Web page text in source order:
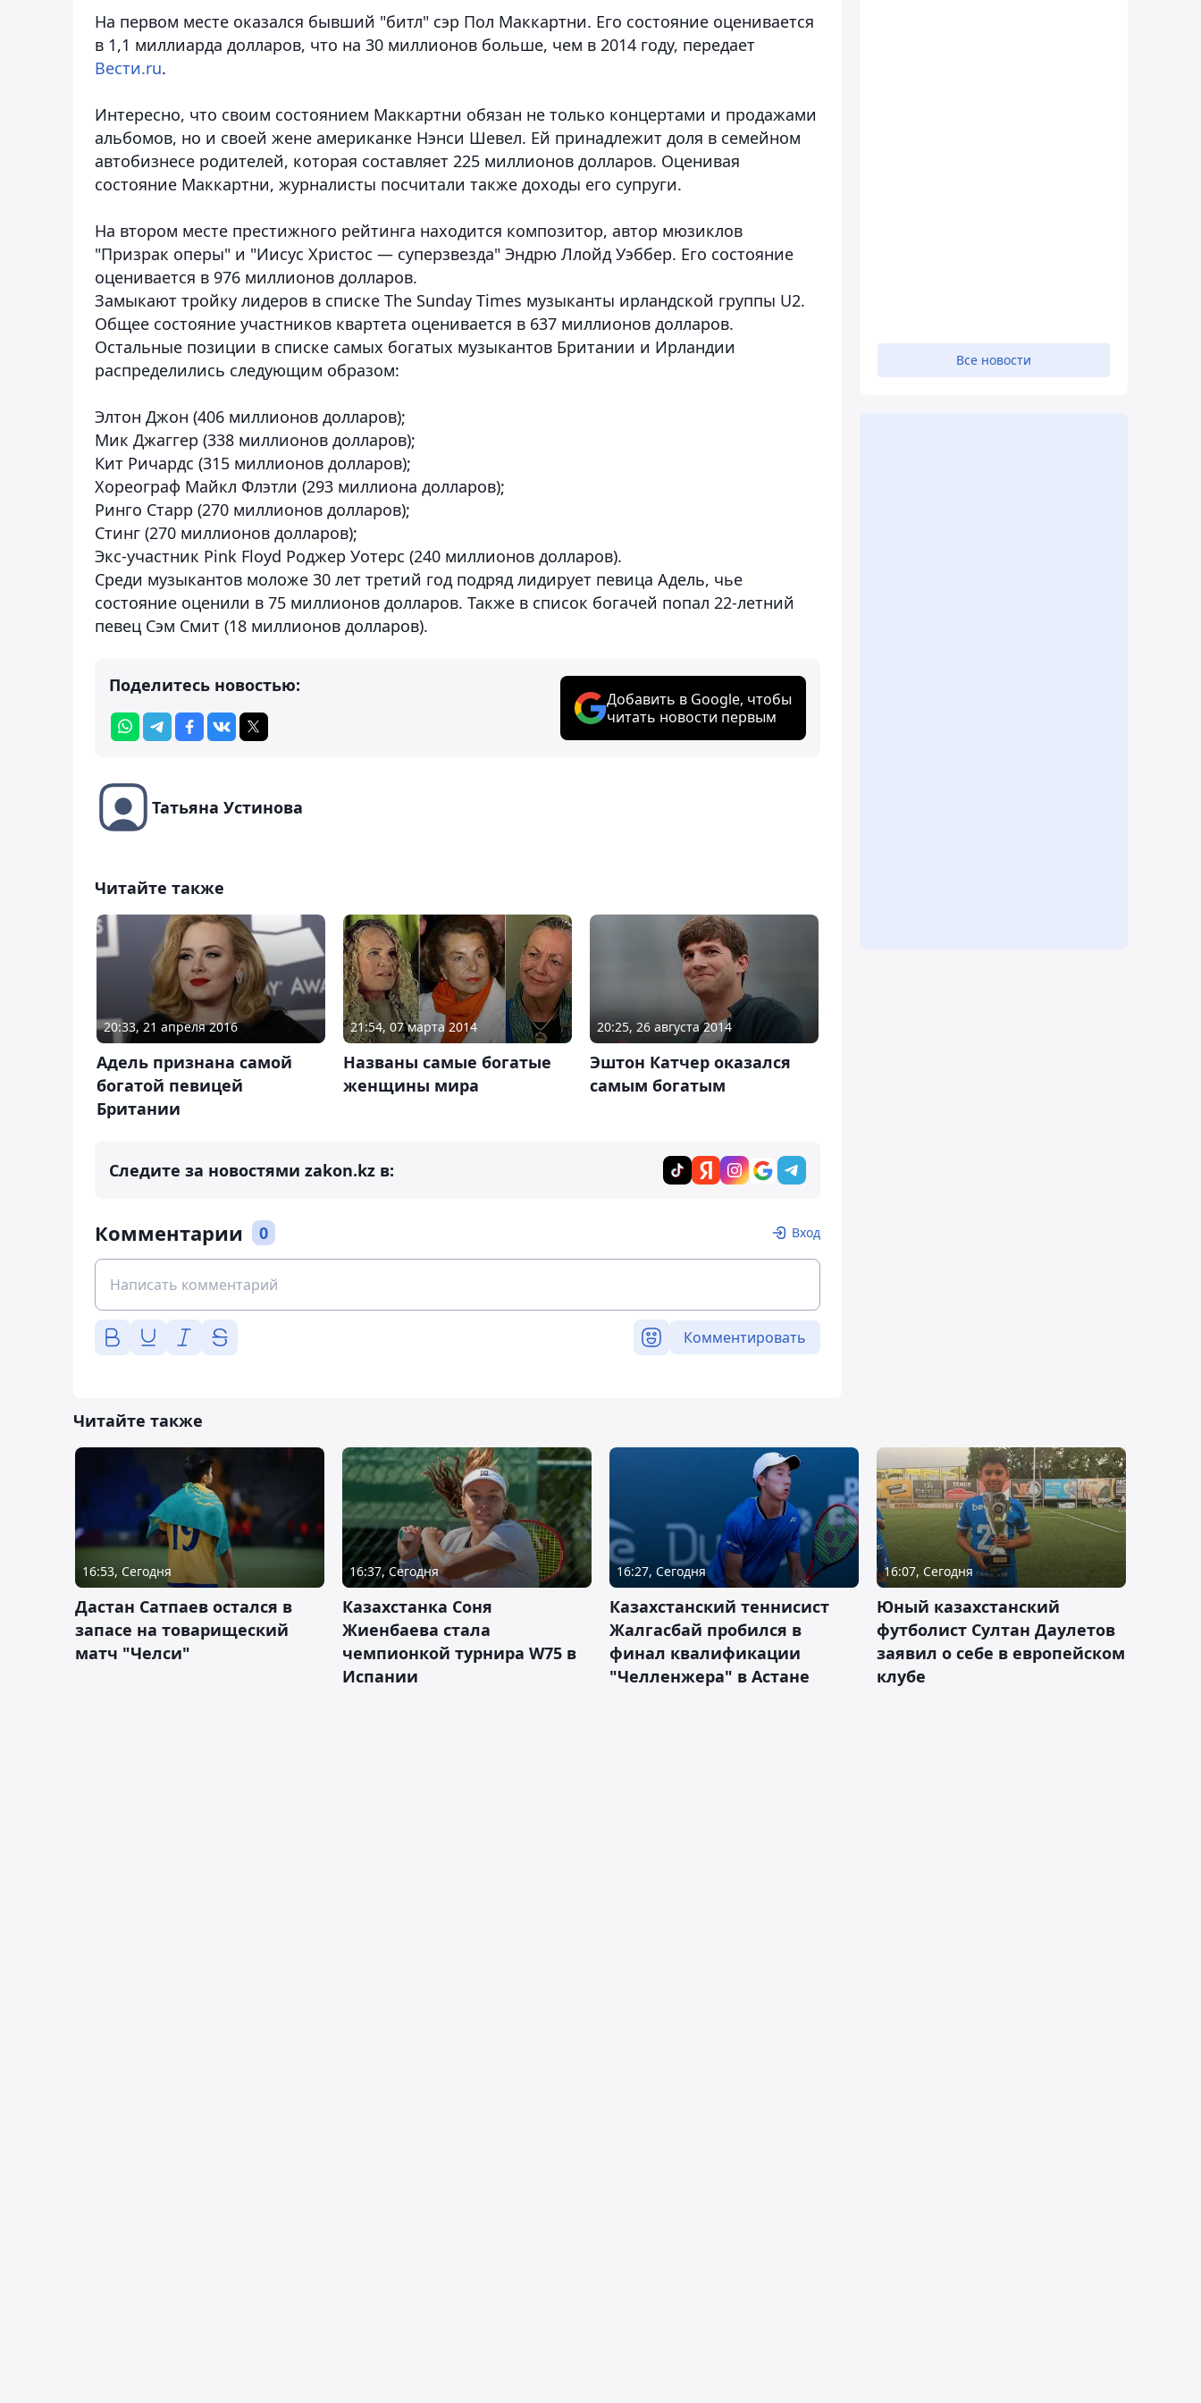
На первом месте оказался бывший "битл" сэр Пол Маккартни. Его состояние оценивается
в 1,1 миллиарда долларов, что на 30 миллионов больше, чем в 2014 году, передает
Вести.ru.
Интересно, что своим состоянием Маккартни обязан не только концертами и продажами
альбомов, но и своей жене американке Нэнси Шевел. Ей принадлежит доля в семейном
автобизнесе родителей, которая составляет 225 миллионов долларов. Оценивая
состояние Маккартни, журналисты посчитали также доходы его супруги.
На втором месте престижного рейтинга находится композитор, автор мюзиклов
"Призрак оперы" и "Иисус Христос — суперзвезда" Эндрю Ллойд Уэббер. Его состояние
оценивается в 976 миллионов долларов.
Замыкают тройку лидеров в списке The Sunday Times музыканты ирландской группы U2.
Общее состояние участников квартета оценивается в 637 миллионов долларов.
Остальные позиции в списке самых богатых музыкантов Британии и Ирландии
распределились следующим образом:
Элтон Джон (406 миллионов долларов);
Мик Джаггер (338 миллионов долларов);
Кит Ричардс (315 миллионов долларов);
Хореограф Майкл Флэтли (293 миллиона долларов);
Ринго Старр (270 миллионов долларов);
Стинг (270 миллионов долларов);
Экс-участник Pink Floyd Роджер Уотерс (240 миллионов долларов).
Среди музыкантов моложе 30 лет третий год подряд лидирует певица Адель, чье
состояние оценили в 75 миллионов долларов. Также в список богачей попал 22-летний
певец Сэм Смит (18 миллионов долларов).
Поделитесь новостью:
Добавить в Google, чтобы
читать новости первым
Татьяна Устинова
Читайте также
20:33, 21 апреля 2016
Адель признана самой
богатой певицей
Британии
21:54, 07 марта 2014
Названы самые богатые
женщины мира
20:25, 26 августа 2014
Эштон Катчер оказался
самым богатым
Следите за новостями zakon.kz в:
Комментарии 0 Вход
Комментировать
Все новости
Читайте также
16:53, Сегодня
Дастан Сатпаев остался в
запасе на товарищеский
матч "Челси"
16:37, Сегодня
Казахстанка Соня
Жиенбаева стала
чемпионкой турнира W75 в
Испании
16:27, Сегодня
Казахстанский теннисист
Жалгасбай пробился в
финал квалификации
"Челленжера" в Астане
16:07, Сегодня
Юный казахстанский
футболист Султан Даулетов
заявил о себе в европейском
клубе